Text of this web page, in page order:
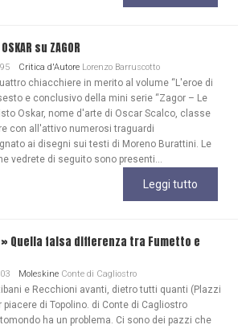
su ZAGOR
Critica d'Autore Lorenzo Barruscotto
chiacchiere in merito al volume “L'eroe di
e conclusivo della mini serie “Zagor – Le
Oskar, nome d'arte di Oscar Scalco, classe
con all'attivo numerosi traguardi
ai disegni sui testi di Moreno Burattini. Le
vedrete di seguito sono presenti...
Leggi tutto
Quella falsa differenza tra Fumetto e
Moleskine Conte di Cagliostro
e Recchioni avanti, dietro tutti quanti (Plazzi
piacere di Topolino. di Conte di Cagliostro
ha un problema. Ci sono dei pazzi che